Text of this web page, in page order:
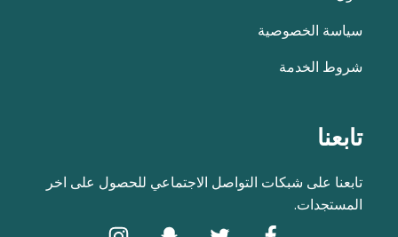
سياسة الخصوصية
شروط الخدمة
تابعنا
تابعنا على شبكات التواصل الاجتماعي للحصول على اخر
المستجدات.